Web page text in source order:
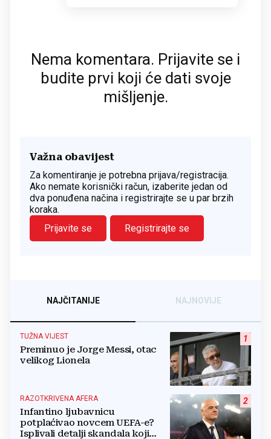
Nema komentara. Prijavite se i
budite prvi koji će dati svoje
mišljenje.
Važna obavijest
Za komentiranje je potrebna prijava/registracija.
Ako nemate korisnički račun, izaberite jedan od
dva ponuđena načina i registrirajte se u par brzih
koraka.
Prijavite se
Registrirajte se
NAJČITANIJE NAJNOVIJE
1
TUŽNA VIJEST
Preminuo je Jorge Messi, otac
velikog Lionela
2
RAZOTKRIVENA AFERA
Infantino ljubavnicu
potplaćivao novcem UEFA-e?
Isplivali detalji skandala koji